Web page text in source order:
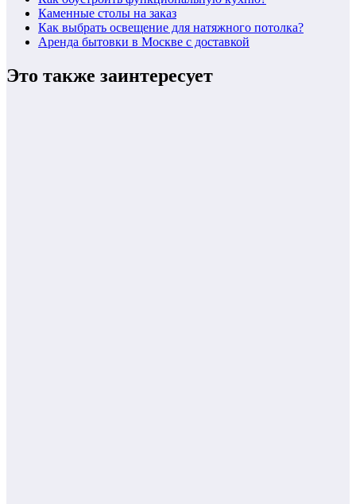
Каменные столы на заказ
Как выбрать освещение для натяжного потолка?
Аренда бытовки в Москве с доставкой
Это также заинтересует